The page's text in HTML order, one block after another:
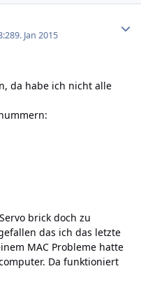
9. Jan 2015
da habe ich nicht alle
brick doch zu
das ich das letzte
MAC Probleme hatte
Da funktioniert